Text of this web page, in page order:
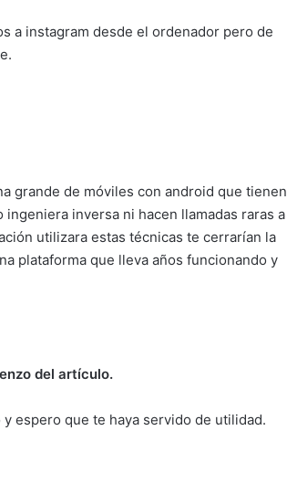
a instagram desde el ordenador pero de
grande de móviles con android que tienen
inversa ni hacen llamadas raras a
utilizara estas técnicas te cerrarían la
plataforma que lleva años funcionando y
del artículo.
espero que te haya servido de utilidad.